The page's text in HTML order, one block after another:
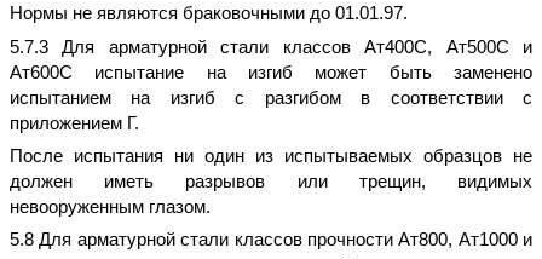
Нормы не являются браковочными до 01.01.97.
5.7.3 Для арматурной стали классов Ат400С, Ат500С и
Ат600С испытание на изгиб может быть заменено
испытанием на изгиб с разгибом в соответствии с
приложением Г.
После испытания ни один из испытываемых образцов не
должен иметь разрывов или трещин, видимых
невооруженным глазом.
5.8 Для арматурной стали классов прочности Ат800, Ат1000 и